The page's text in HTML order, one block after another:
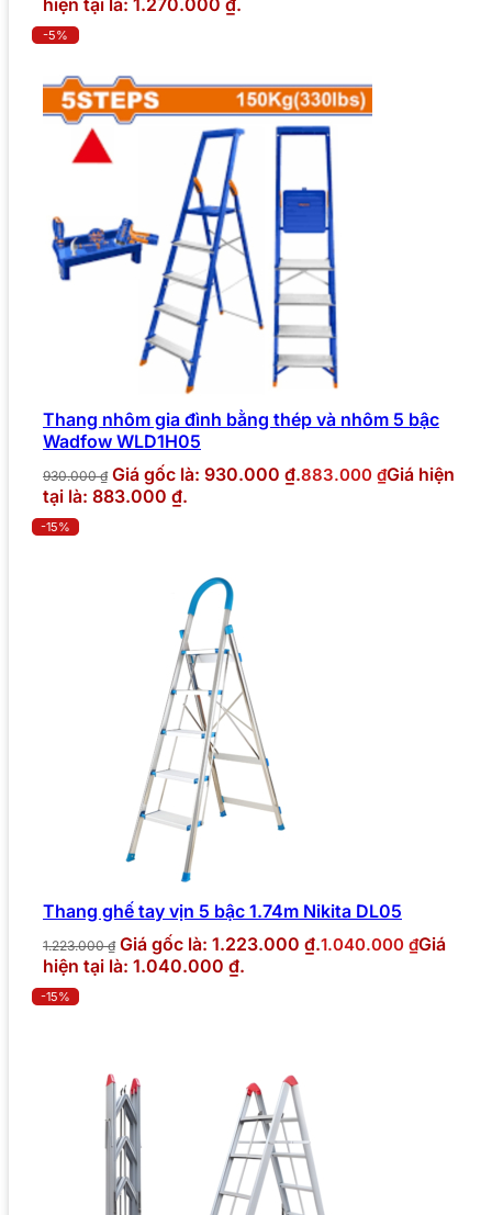
hiện tại là: 1.270.000 ₫.
-5%
Thang nhôm gia đình bằng thép và nhôm 5 bậc
Wadfow WLD1H05
930.000₫ Giá gốc là: 930.000 ₫.883.000 ₫Giá hiện
tại là: 883.000 ₫.
-15%
Thang ghế tay vịn 5 bậc 1.74m Nikita DL05
1.223.000₫ Giá gốc là: 1.223.000 ₫.1.040.000 ₫Giá
hiện tại là: 1.040.000 ₫.
-15%